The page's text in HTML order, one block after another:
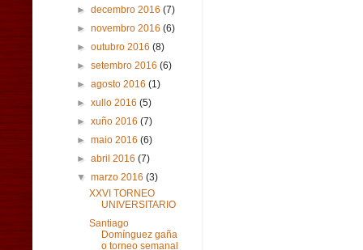
►decembro 2016(7)
►novembro 2016(6)
►outubro 2016(8)
►setembro 2016(6)
►agosto 2016(1)
►xullo 2016(5)
►xuño 2016(7)
►maio 2016(6)
►abril 2016(7)
▼marzo 2016(3)
XXVI TORNEO
UNIVERSITARIO
Santiago
Domínguez gaña
o torneo semanal